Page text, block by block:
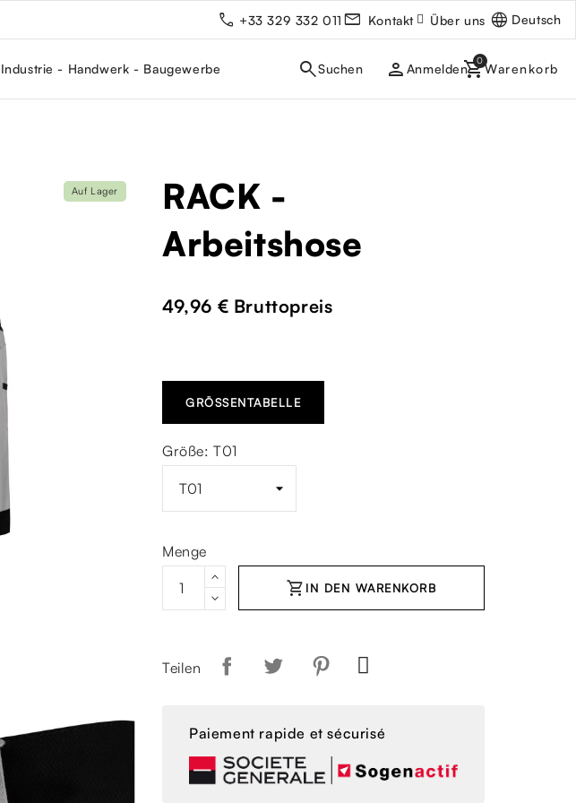
+33 329 332 011 Kontakt Über uns Deutsch
Industrie - Handwerk - Baugewerbe person Anmelden
Auf Lager
RACK -
Arbeitshose
49,96 € Bruttopreis
GRÖSSENTABELLE
Größe: T01
Menge
shopping_cart IN DEN WARENKORB
Teilen
Paiement rapide et sécurisé